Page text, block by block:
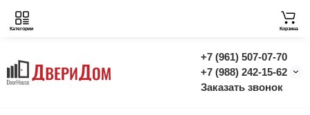
+7 (961) 507-07-70
+7 (988) 242-15-62
Заказать звонок
Категории Корзина